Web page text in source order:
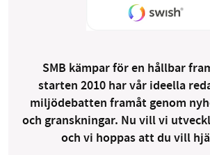
SMB kämpar för en hållbar
starten 2010 har vår ideella
miljödebatten framåt genom
och granskningar. Nu vill vi
och vi hoppas att du vill